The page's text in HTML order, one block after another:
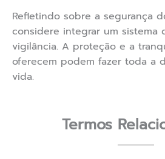
Refletindo sobre a segurança
considere integrar um sistema
vigilância. A proteção e a
oferecem podem fazer toda a
vida.
Termos